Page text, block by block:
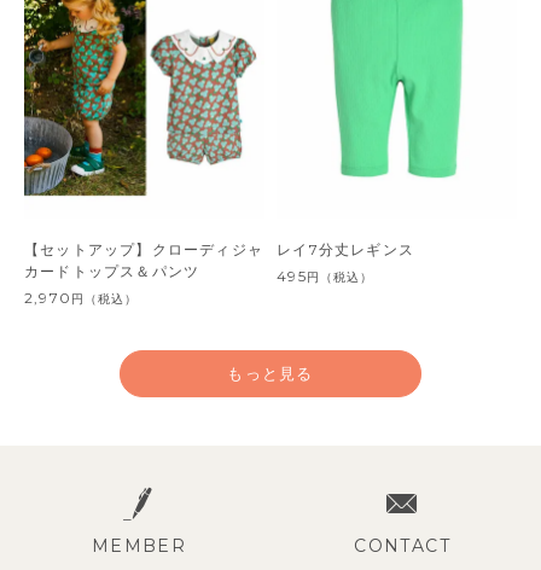
【セットアップ】クローディジャ
カードトップス＆パンツ
2,970 円 （税込）
レイ7分丈レギンス
495円 （税込）
もっと見る
MEMBER CONTACT